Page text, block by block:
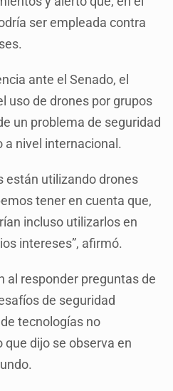
ser empleada contra
ante el Senado, el
uso de drones por grupos
un problema de seguridad
a nivel internacional.
están utilizando drones
tener en cuenta que,
incluso utilizarlos en
intereses”, afirmó.
al responder preguntas de
de seguridad
tecnologías no
dijo se observa en